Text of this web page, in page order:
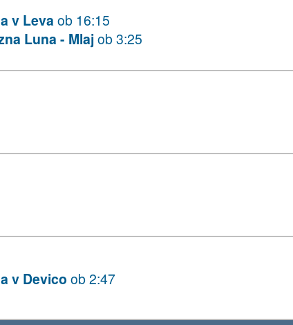
v Leva ob 16:15
Luna - Mlaj ob 3:25
v Devico ob 2:47